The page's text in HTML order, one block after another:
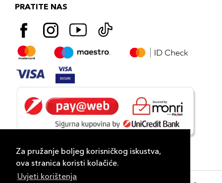
Za pružanje boljeg korisničkog iskustva,
ova stranica koristi kolačiće.
Uvjeti korištenja
PRATITE NAS